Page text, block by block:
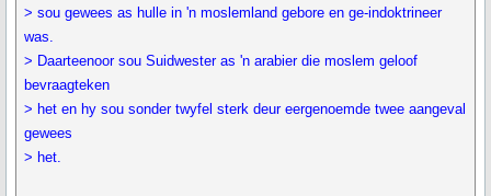
> sou gewees as hulle in 'n moslemland gebore en ge-indoktrineer
was.
> Daarteenoor sou Suidwester as 'n arabier die moslem geloof
bevraagteken
> het en hy sou sonder twyfel sterk deur eergenoemde twee aangeval
gewees
> het.